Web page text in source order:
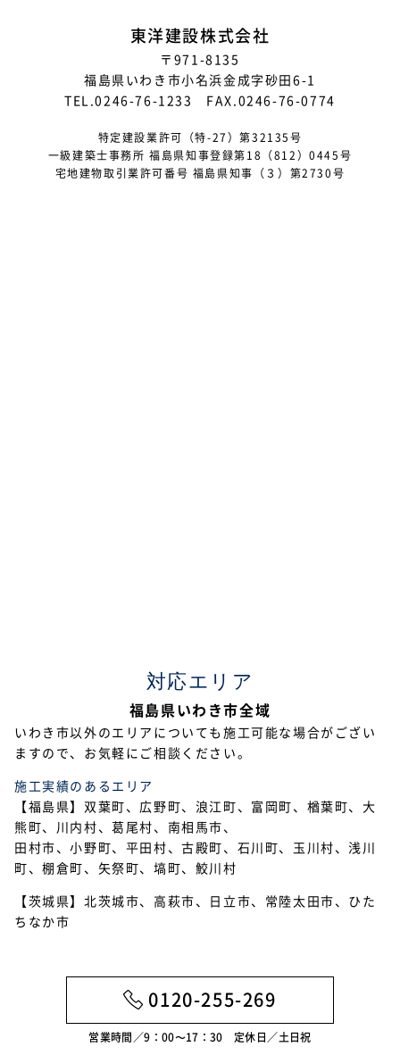
2025年6月
2025年5月
2025年4月
2025年3月
2025年2月
2022年12月
2022年11月
2022年10月
2022年7月
2022年6月
2022年5月
2022年3月
2022年2月
2022年1月
東洋建設株式会社
〒971-8135
福島県いわき市小名浜金成字砂田6-1
TEL.0246-76-1233 FAX.0246-76-0774
特定建設業許可（特-27）第32135号
一級建築士事務所 福島県知事登録第18（812）0445号
宅地建物取引業許可番号 福島県知事（３）第2730号
対応エリア
福島県いわき市全域
いわき市以外のエリアについても施工可能な場合がござい
ますので、お気軽にご相談ください。
施工実績のあるエリア
【福島県】双葉町、広野町、浪江町、富岡町、楢葉町、大
熊町、川内村、葛尾村、南相馬市、
田村市、小野町、平田村、古殿町、石川町、玉川村、浅川
町、棚倉町、矢祭町、塙町、鮫川村
【茨城県】北茨城市、高萩市、日立市、常陸太田市、ひた
ちなか市
0120-255-269
営業時間／9：00〜17：30 定休日／土日祝